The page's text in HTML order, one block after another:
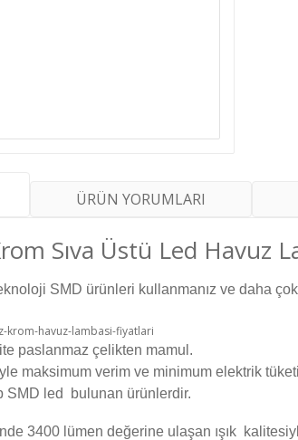
ÜRÜN YORUMLARI
Sıva Üstü Led Havuz
SMD ürünleri kullanmanız ve daha
paslanmaz çelikten mamul.
maksimum verim ve minimum elektrik
SMD led bulunan ürünlerdir.
3400 lümen değerine ulaşan ışık